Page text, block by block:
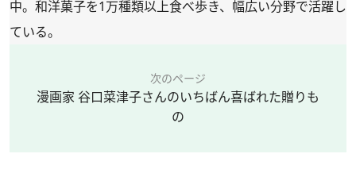
中。和洋菓子を1万種類以上食べ歩き、幅広い分野で活躍し
ている。
次のページ
漫画家 谷口菜津子さんのいちばん喜ばれた贈りも
の